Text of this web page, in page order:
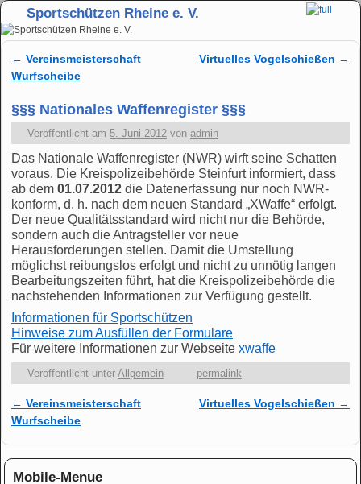
Sportschützen Rheine e. V.
Zum Inhalt wechseln
Zum sekundären Inhalt wechseln
Artikelnavigation
← Vereinsmeisterschaft
Wurfscheibe
Virtuelles Vogelschießen →
§§§ Nationales Waffenregister §§§
Veröffentlicht am 5. Juni 2012 von admin
Das Nationale Waffenregister (NWR) wirft seine Schatten
voraus. Die Kreispolizeibehörde Steinfurt informiert, dass
ab dem 01.07.2012 die Datenerfassung nur noch NWR-
konform, d. h. nach dem neuen Standard „XWaffe“ erfolgt.
Der neue Qualitätsstandard wird nicht nur die Behörde,
sondern auch die Antragsteller vor neue
Herausforderungen stellen. Damit die Umstellung
möglichst reibungslos erfolgt und nicht zu unnötig langen
Bearbeitungszeiten führt, hat die Kreispolizeibehörde die
nachstehenden Informationen zur Verfügung gestellt.
Informationen für Sportschützen
Hinweise zum Ausfüllen der Formulare
Für weitere Informationen zur Webseite xwaffe
Veröffentlicht unter Allgemein permalink
Artikelnavigation
← Vereinsmeisterschaft
Wurfscheibe
Virtuelles Vogelschießen →
Mobile-Menue